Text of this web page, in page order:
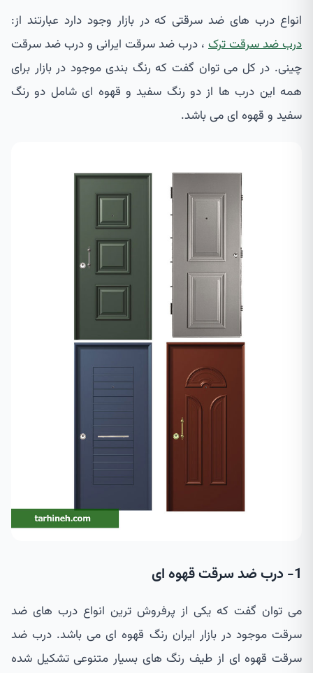
انواع درب های ضد سرقتی که در بازار وجود دارد عبارتند از:
درب ضد سرقت ترک ، درب ضد سرقت ایرانی و درب ضد سرقت
چینی. در کل می توان گفت که رنگ بندی موجود در بازار برای
همه این درب ها از دو رنگ سفید و قهوه ای شامل دو رنگ
سفید و قهوه ای می باشد.
1- درب ضد سرقت قهوه ای
می توان گفت که یکی از پرفروش ترین انواع درب های ضد
سرقت موجود در بازار ایران رنگ قهوه ای می باشد. درب ضد
سرقت قهوه ای از طیف رنگ های بسیار متنوعی تشکیل شده